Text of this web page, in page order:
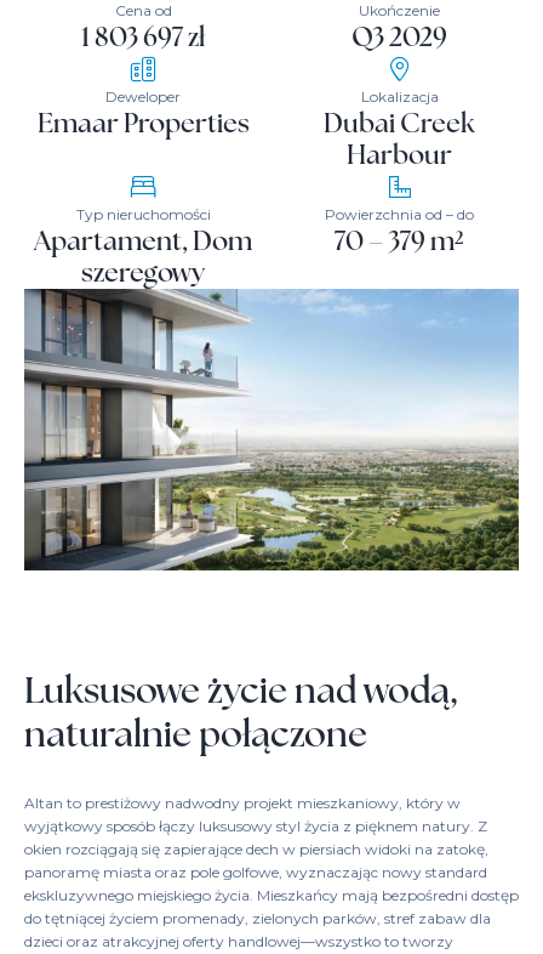
Cena od
1 803 697 zł
Ukończenie
Q3 2029
Deweloper
Emaar Properties
Lokalizacja
Dubai Creek
Harbour
Typ nieruchomości
Apartament, Dom
szeregowy
Powierzchnia od – do
70 – 379 m²
Luksusowe życie nad wodą,
naturalnie połączone
Altan to prestiżowy nadwodny projekt mieszkaniowy, który w
wyjątkowy sposób łączy luksusowy styl życia z pięknem natury. Z
okien rozciągają się zapierające dech w piersiach widoki na zatokę,
panoramę miasta oraz pole golfowe, wyznaczając nowy standard
ekskluzywnego miejskiego życia. Mieszkańcy mają bezpośredni dostęp
do tętniącej życiem promenady, zielonych parków, stref zabaw dla
dzieci oraz atrakcyjnej oferty handlowej—wszystko to tworzy